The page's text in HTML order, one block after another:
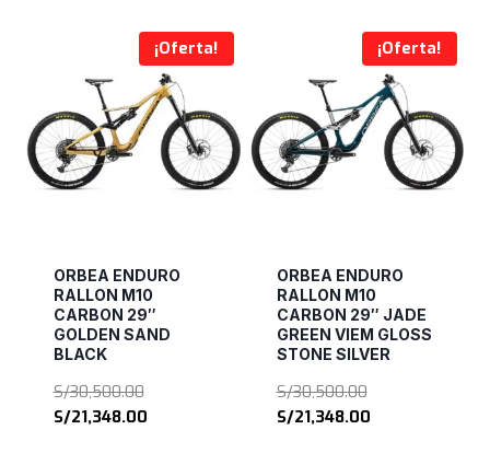
S/33,480.00.
es:
S/23,433.00.
¡Oferta!
ORBEA ENDURO
RALLON M10
CARBON 29″
GOLDEN SAND
BLACK
S/30,500.00El
precio
S/21,348.00El
¡Oferta!
ORBEA ENDURO
RALLON M10
CARBON 29″ JADE
GREEN VIEM GLOSS
STONE SILVER
S/30,500.00El
precio
S/21,348.00El